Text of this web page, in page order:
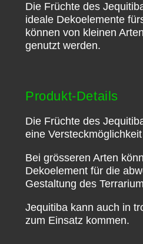
Die Früchte des
ideale Dekoelemente
können von kleinen
genutzt werden.
Produkt-Details
Die Früchte des
eine
Bei grösseren Arten
Dekoelement für die
Gestaltung des
Jequitiba kann auch in
zum Einsatz kommen.